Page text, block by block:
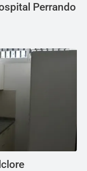
Perrando